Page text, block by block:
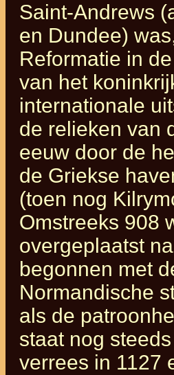
Saint-Andrews
en Dundee)
Reformatie in
van het
internationale
de relieken van
eeuw door de
de Griekse
(toen nog
Omstreeks 908
overgeplaatst
begonnen met
Normandische
als de
staat nog
verrees in 1127